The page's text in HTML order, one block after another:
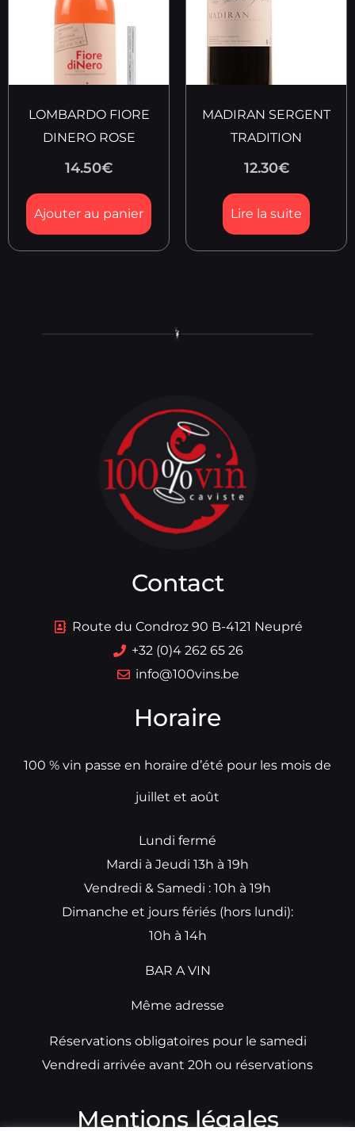
LOMBARDO FIORE
DINERO ROSE
14.50€
Ajouter au panier
MADIRAN SERGENT
TRADITION
12.30€
Lire la suite
Contact
Route du Condroz 90 B-4121 Neupré
+32 (0)4 262 65 26
info@100vins.be
Horaire
100 % vin passe en horaire d’été pour les mois de
juillet et août
Lundi fermé
Mardi à Jeudi 13h à 19h
Vendredi & Samedi : 10h à 19h
Dimanche et jours fériés (hors lundi):
10h à 14h
BAR A VIN
Même adresse
Réservations obligatoires pour le samedi
Vendredi arrivée avant 20h ou réservations
Mentions légales